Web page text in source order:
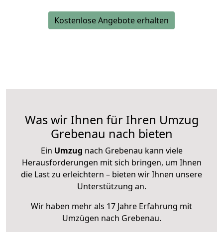
Kostenlose Angebote erhalten
Was wir Ihnen für Ihren Umzug
Grebenau nach bieten
Ein Umzug nach Grebenau kann viele
Herausforderungen mit sich bringen, um Ihnen
die Last zu erleichtern – bieten wir Ihnen unsere
Unterstützung an.
Wir haben mehr als 17 Jahre Erfahrung mit
Umzügen nach Grebenau.